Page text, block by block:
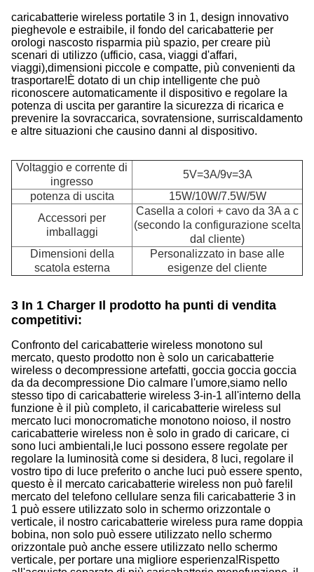
caricabatterie wireless portatile 3 in 1, design innovativo
pieghevole e estraibile, il fondo del caricabatterie per
orologi nascosto risparmia più spazio, per creare più
scenari di utilizzo (ufficio, casa, viaggi d'affari,
viaggi),dimensioni piccole e compatte, più convenienti da
trasportare!È dotato di un chip intelligente che può
riconoscere automaticamente il dispositivo e regolare la
potenza di uscita per garantire la sicurezza di ricarica e
prevenire la sovraccarica, sovratensione, surriscaldamento
e altre situazioni che causino danni al dispositivo.
Voltaggio e corrente di
ingresso
5V=3A/9v=3A
potenza di uscita
15W/10W/7.5W/5W
Accessori per
imballaggi
Casella a colori + cavo da 3A a c
(secondo la configurazione scelta
dal cliente)
Dimensioni della
scatola esterna
Personalizzato in base alle
esigenze del cliente
3 In 1 Charger Il prodotto ha punti di vendita
competitivi:
Confronto del caricabatterie wireless monotono sul
mercato, questo prodotto non è solo un caricabatterie
wireless o decompressione artefatti, goccia goccia goccia
da da decompressione Dio calmare l'umore,siamo nello
stesso tipo di caricabatterie wireless 3-in-1 all'interno della
funzione è il più completo, il caricabatterie wireless sul
mercato luci monocromatiche monotono noioso, il nostro
caricabatterie wireless non è solo in grado di caricare, ci
sono luci ambientali,le luci possono essere regolate per
regolare la luminosità come si desidera, 8 luci, regolare il
vostro tipo di luce preferito o anche luci può essere spento,
questo è il mercato caricabatterie wireless non può fare!il
mercato del telefono cellulare senza fili caricabatterie 3 in
1 può essere utilizzato solo in schermo orizzontale o
verticale, il nostro caricabatterie wireless pura rame doppia
bobina, non solo può essere utilizzato nello schermo
orizzontale può anche essere utilizzato nello schermo
verticale, per portare una migliore esperienza!Rispetto